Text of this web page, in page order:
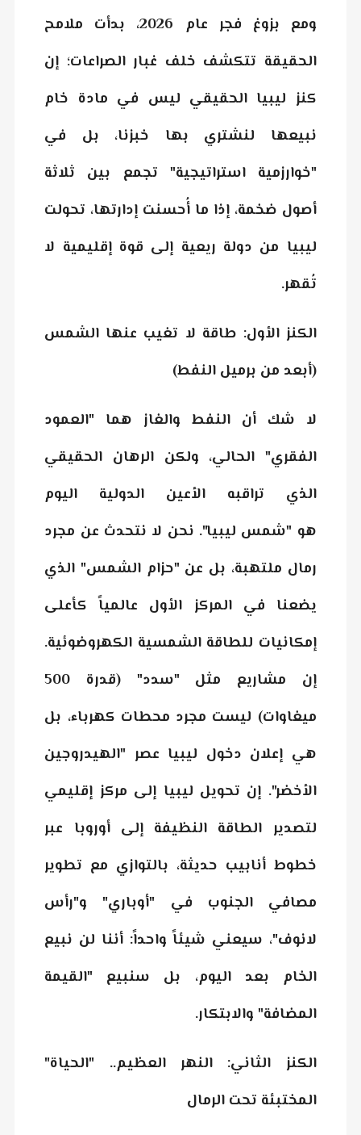
ومع بزوغ فجر عام 2026، بدأت ملامح
الحقيقة تتكشف خلف غبار الصراعات؛ إن
كنز ليبيا الحقيقي ليس في مادة خام
نبيعها لنشتري بها خبزنا، بل في
"خوارزمية استراتيجية" تجمع بين ثلاثة
أصول ضخمة، إذا ما أُحسنت إدارتها، تحولت
ليبيا من دولة ريعية إلى قوة إقليمية لا
تُقهر.
الكنز الأول: طاقة لا تغيب عنها الشمس
(أبعد من برميل النفط)
لا شك أن النفط والغاز هما "العمود
الفقري" الحالي، ولكن الرهان الحقيقي
الذي تراقبه الأعين الدولية اليوم
هو "شمس ليبيا". نحن لا نتحدث عن مجرد
رمال ملتهبة، بل عن "حزام الشمس" الذي
يضعنا في المركز الأول عالمياً كأعلى
إمكانيات للطاقة الشمسية الكهروضوئية.
إن مشاريع مثل "سدد" (قدرة 500
ميغاوات) ليست مجرد محطات كهرباء، بل
هي إعلان دخول ليبيا عصر "الهيدروجين
الأخضر". إن تحويل ليبيا إلى مركز إقليمي
لتصدير الطاقة النظيفة إلى أوروبا عبر
خطوط أنابيب حديثة، بالتوازي مع تطوير
مصافي الجنوب في "أوباري" و"رأس
لانوف"، سيعني شيئاً واحداً: أننا لن نبيع
الخام بعد اليوم، بل سنبيع "القيمة
المضافة" والابتكار.
الكنز الثاني: النهر العظيم.. "الحياة"
المختبئة تحت الرمال